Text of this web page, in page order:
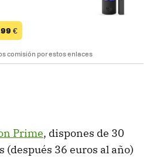
€
comisión por estos enlaces
Prime, dispones de 30
(después 36 euros al año)